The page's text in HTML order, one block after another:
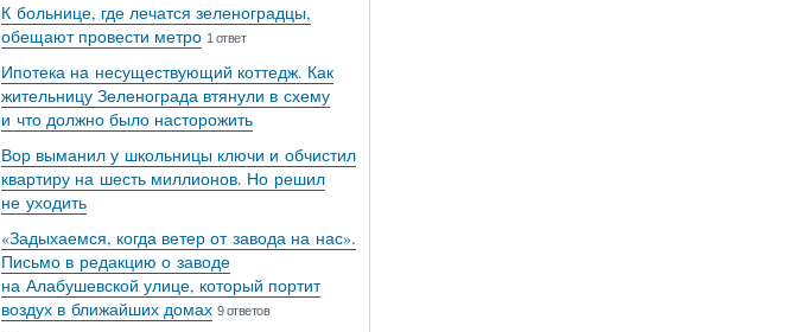
К больнице, где лечатся зеленоградцы,
обещают провести метро 1 ответ
Ипотека на несуществующий коттедж. Как
жительницу Зеленограда втянули в схему
и что должно было насторожить
Вор выманил у школьницы ключи и обчистил
квартиру на шесть миллионов. Но решил
не уходить
«Задыхаемся, когда ветер от завода на нас».
Письмо в редакцию о заводе
на Алабушевской улице, который портит
воздух в ближайших домах 9 ответов